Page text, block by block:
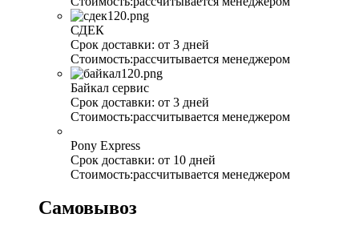
СДЕК
Срок доставки: от 3 дней
Стоимость:рассчитывается менеджером
Байкал сервис
Срок доставки: от 3 дней
Стоимость:рассчитывается менеджером
Pony Express
Срок доставки: от 10 дней
Стоимость:рассчитывается менеджером
Самовывоз